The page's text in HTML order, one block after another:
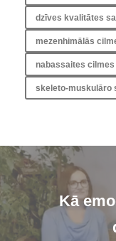
dzīves kvalitātes
mezenhimālās
nabassaites cilmes
skeleto-muskulāro
Kā